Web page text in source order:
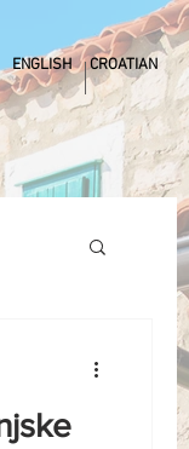
ENGLISH CROATIAN